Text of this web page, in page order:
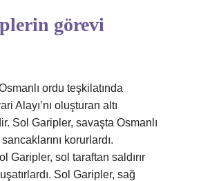
görevi
ordu teşkilatında
Alayı’nı oluşturan altı
Sol Garipler, savaşta Osmanlı
sancaklarını korurlardı.
Garipler, sol taraftan saldırır
Sol Garipler, sağ